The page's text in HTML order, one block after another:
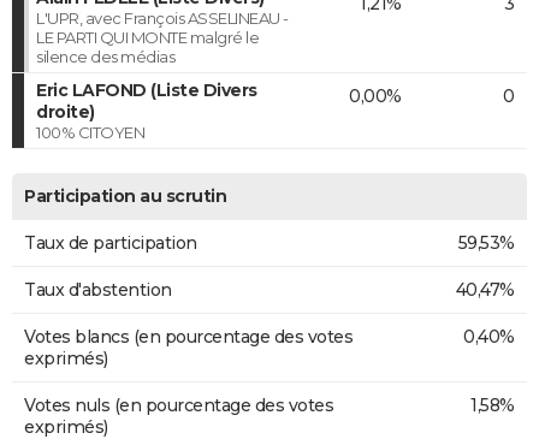
L'UPR, avec François ASSELINEAU -
LE PARTI QUI MONTE malgré le
silence des médias
Eric LAFOND (Liste Divers
droite)
100% CITOYEN
0,00% 0
Participation au scrutin
Taux de participation 59,53%
Taux d'abstention 40,47%
Votes blancs (en pourcentage des votes
exprimés)
0,40%
Votes nuls (en pourcentage des votes
exprimés)
1,58%